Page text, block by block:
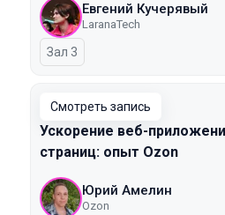
Евгений Кучерявый
LaranaTech
Зал 3
Смотреть запись
Ускорение веб-
страниц: опыт Ozon
Юрий Амелин
Ozon